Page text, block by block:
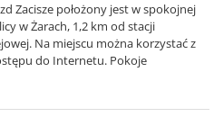
Zacisze położony jest w spokojnej
w Żarach, 1,2 km od stacji
Na miejscu można korzystać z
do Internetu. Pokoje